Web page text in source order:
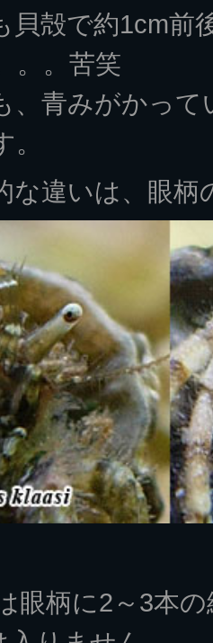
貝殻で約1cm前
。。苦笑
、青みがかっ
な違いは、眼柄
眼柄に2～3本